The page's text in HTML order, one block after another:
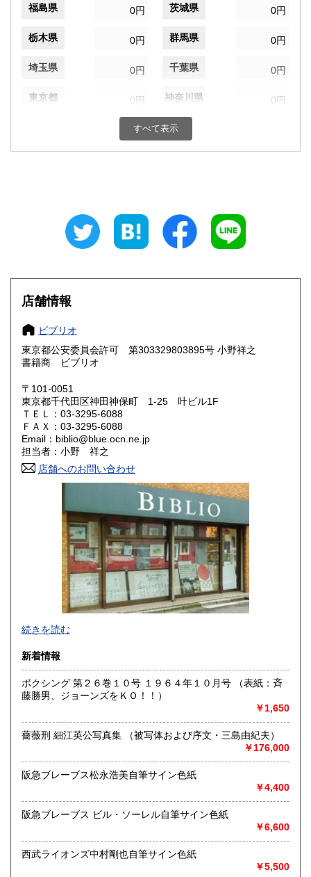
福島県 0円 茨城県 0円
栃木県 0円 群馬県 0円
埼玉県 0円 千葉県 0円
東京都 0円 神奈川県 0円
0円 富山県
静岡県
0円 三重県
滋賀県 0円 京都府 0円
大阪府
奈良県
鳥取県
岡山県 0円 広島県
山口県
香川県
0円 福岡県
0円 長崎県
0円 大分県
鹿児島県
0円
すべて表示
店舗情報
ビブリオ
東京都公安委員会許可 第303329803895号 小野祥之
書籍商 ビブリオ
〒101-0051
東京都千代田区神田神保町 1-25 叶ビル1F
ＴＥＬ：03-3295-6088
ＦＡＸ：03-3295-6088
Email：biblio@blue.ocn.ne.jp
担当者：小野 祥之
店舗へのお問い合わせ
色紙・掛軸・書簡・原稿・芸能人のサインなどの肉筆類、野
球をはじめスポーツ関連書籍やユニホーム・バット・グロー
沿線名：都営新宿線・三田線、東京メトロ半蔵門線
最寄駅：神保町駅A7出口徒歩3分・JRお茶の水駅徒歩8分
営業時間：11:00〜18:00
書籍の買取について
色紙・掛軸・書簡・原稿・芸能人のサインなどの肉筆類、野
球をはじめスポーツ関連の書籍やユニホーム・バット・グロ
ーブなどの実使用品・記念品を専門的に扱っています。
取り扱い分野
続きを読む
新着情報
ボクシング 第２６巻１０号 １９６４年１０月号 （表紙：斉
藤勝男、ジョーンズをＫＯ！！）
￥1,650
薔薇刑 細江英公写真集 （被写体および序文・三島由紀夫）
￥176,000
阪急ブレーブス松永浩美自筆サイン色紙
￥4,400
阪急ブレーブス ビル・ソーレル自筆サイン色紙
￥6,600
西武ライオンズ中村剛也自筆サイン色紙
￥5,500